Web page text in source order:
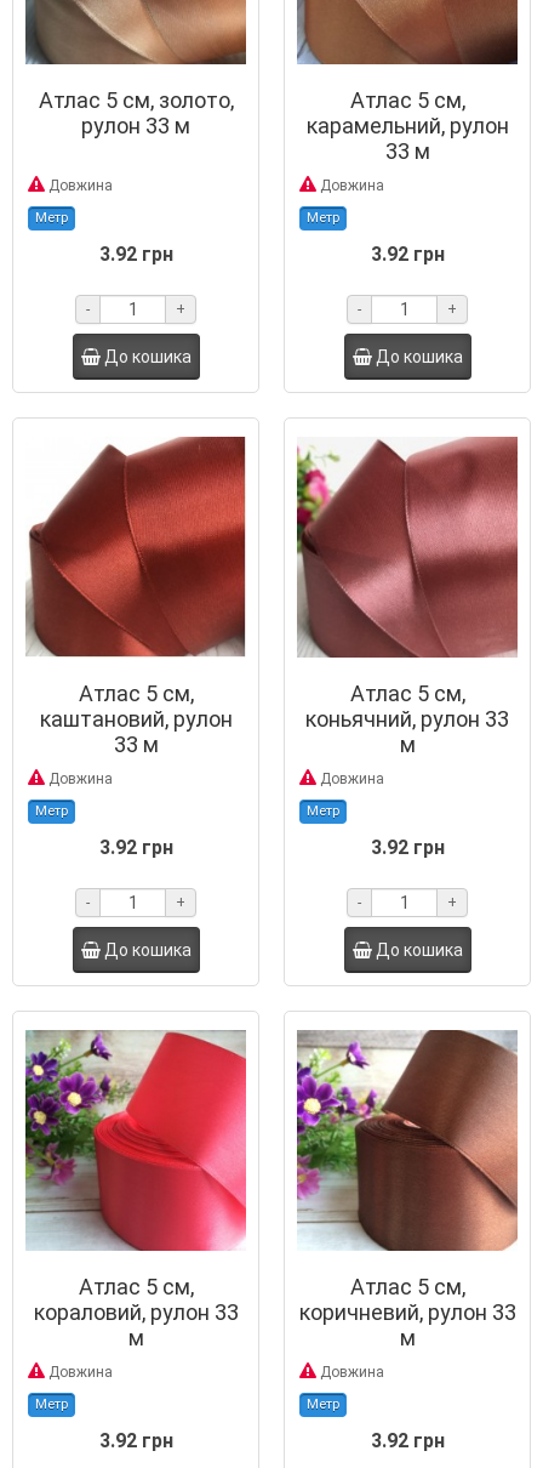
Атлас 5 см, золото,
рулон 33 м
Довжина
Метр
3.92 грн
- +
До кошика
Атлас 5 см,
карамельний, рулон
33 м
Довжина
Метр
3.92 грн
- +
До кошика
Атлас 5 см,
каштановий, рулон
33 м
Довжина
Метр
3.92 грн
- +
До кошика
Атлас 5 см,
коньячний, рулон 33
м
Довжина
Метр
3.92 грн
- +
До кошика
Атлас 5 см,
кораловий, рулон 33
м
Довжина
Метр
3.92 грн
Атлас 5 см,
коричневий, рулон 33
м
Довжина
Метр
3.92 грн